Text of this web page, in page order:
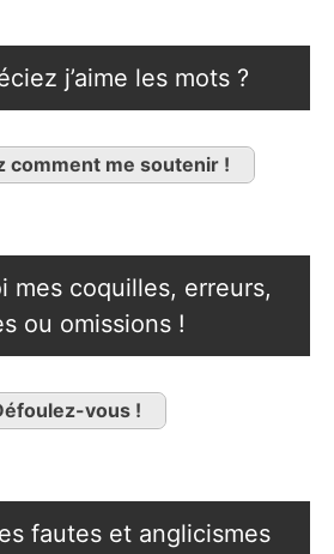
j’aime les mots ?
comment me soutenir !
mes coquilles, erreurs,
ou omissions !
vous !
fautes et anglicismes